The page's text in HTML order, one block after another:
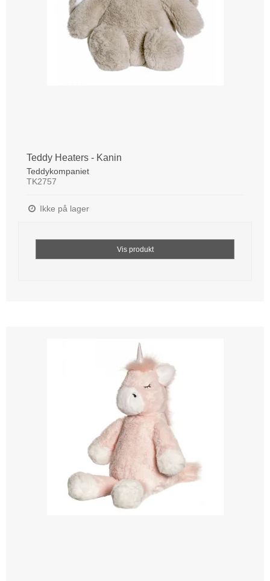
Teddy Heaters - Kanin
Teddykompaniet
TK2757
Ikke på lager
Vis produkt